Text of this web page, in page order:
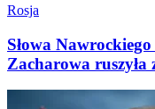
Rosja
Słowa
Zacharowa